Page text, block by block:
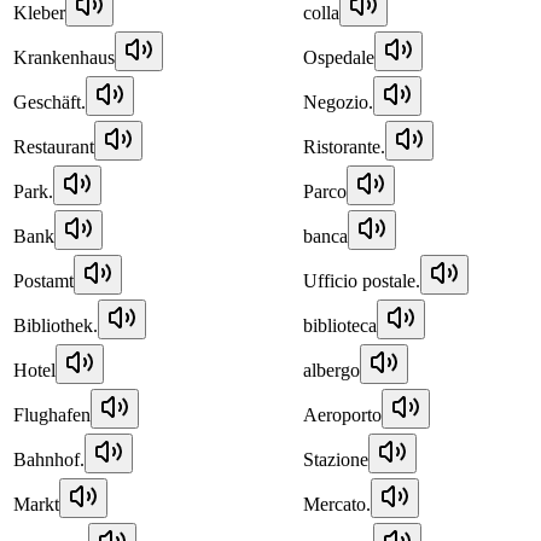
Kleber colla
Krankenhaus Ospedale
Geschäft. Negozio.
Restaurant Ristorante.
Park. Parco
Bank banca
Postamt Ufficio postale.
Bibliothek. biblioteca
Hotel albergo
Flughafen Aeroporto
Bahnhof. Stazione
Markt Mercato.